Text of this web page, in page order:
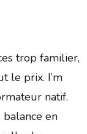
trop familier,
le prix. I’m
natif.
balance en